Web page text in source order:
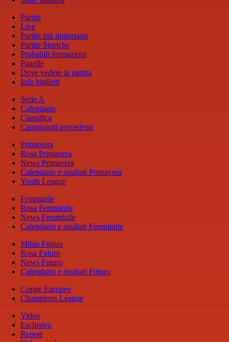
Partite
Live
Partite più importanti
Partite Storiche
Probabili formazioni
Pagelle
Dove vedere la partita
Info biglietti
Serie A
Calendario
Classifica
Campionati precedenti
Primavera
Rosa Primavera
News Primavera
Calendario e risultati Primavera
Youth League
Femminile
Rosa Femminile
News Femminile
Calendario e risultati Femminile
Milan Futuro
Rosa Futuro
News Futuro
Calendario e risultati Futuro
Coppe Europee
Champions League
Video
Esclusivo
Report